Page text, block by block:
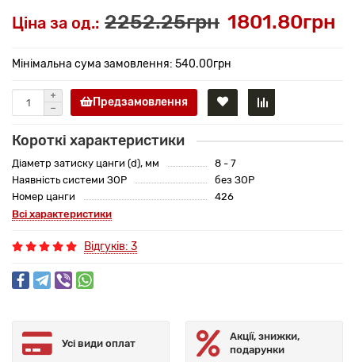
Ціна за од.: 2252.25грн 1801.80грн
Мінімальна сума замовлення: 540.00грн
Предзамовлення
Короткі характеристики
Діаметр затиску цанги (d), мм
8 - 7
Наявність системи ЗОР
без ЗОР
Номер цанги
426
Всі характеристики
Відгуків: 3
Усі види оплат
Акції, знижки,
подарунки